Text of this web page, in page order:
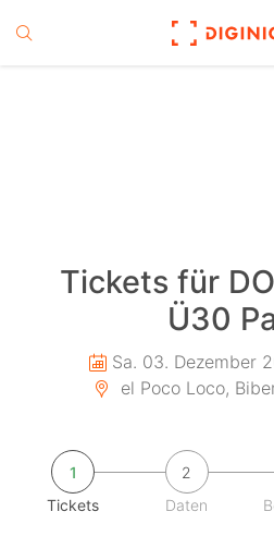
Tickets für
Ü30
Sa. 03. Dezember
el Poco Loco,
1
Tickets
2
Daten